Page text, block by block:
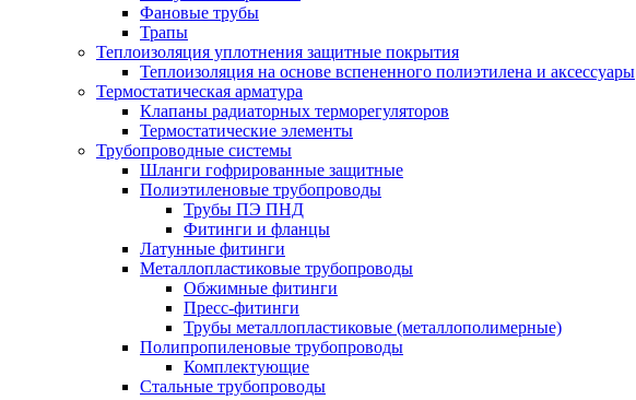
Фановые трубы
Трапы
Теплоизоляция уплотнения защитные покрытия
Теплоизоляция на основе вспененного полиэтилена и аксессуары
Термостатическая арматура
Клапаны радиаторных терморегуляторов
Термостатические элементы
Трубопроводные системы
Шланги гофрированные защитные
Полиэтиленовые трубопроводы
Трубы ПЭ ПНД
Фитинги и фланцы
Латунные фитинги
Металлопластиковые трубопроводы
Обжимные фитинги
Пресс-фитинги
Трубы металлопластиковые (металлополимерные)
Полипропиленовые трубопроводы
Комплектующие
Стальные трубопроводы